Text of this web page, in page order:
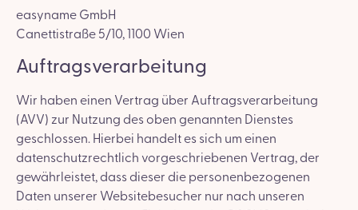
easyname GmbH
Canettistraße 5/10, 1100 Wien
Auftragsverarbeitung
Wir haben einen Vertrag über Auftragsverarbeitung
(AVV) zur Nutzung des oben genannten Dienstes
geschlossen. Hierbei handelt es sich um einen
datenschutzrechtlich vorgeschriebenen Vertrag, der
gewährleistet, dass dieser die personenbezogenen
Daten unserer Websitebesucher nur nach unseren